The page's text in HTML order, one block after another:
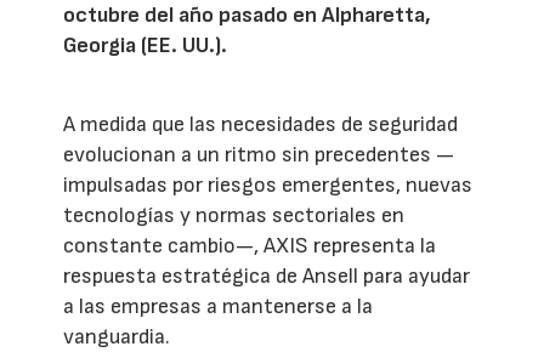
octubre del año pasado en Alpharetta,
Georgia (EE. UU.).
A medida que las necesidades de seguridad
evolucionan a un ritmo sin precedentes —
impulsadas por riesgos emergentes, nuevas
tecnologías y normas sectoriales en
constante cambio—, AXIS representa la
respuesta estratégica de Ansell para ayudar
a las empresas a mantenerse a la
vanguardia.